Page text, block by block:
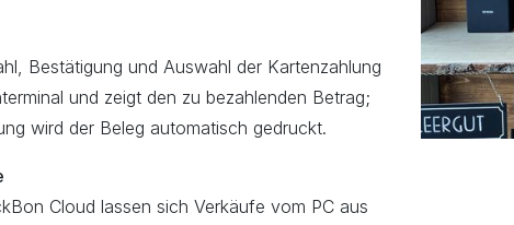
Bestätigung und Auswahl der Kartenzahlung
und zeigt den zu bezahlenden Betrag;
wird der Beleg automatisch gedruckt.
Cloud lassen sich Verkäufe vom PC aus